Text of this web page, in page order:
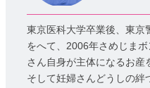
東京医科大学卒業後、東京
をへて、2006年さめじま
さん自身が主体になるお産
そして妊婦さんどうしの絆